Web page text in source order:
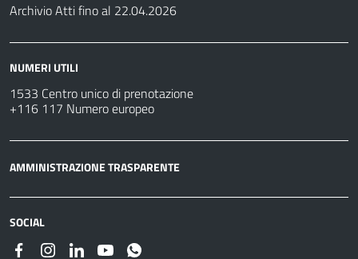
Archivio Atti fino al 22.04.2026
NUMERI UTILI
1533 Centro unico di prenotazione
+116 117 Numero europeo
AMMINISTRAZIONE TRASPARENTE
SOCIAL